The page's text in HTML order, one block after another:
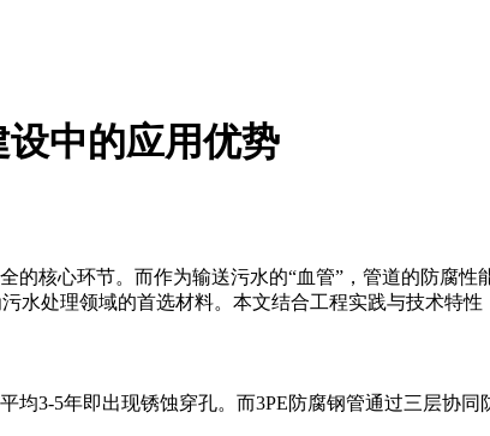
中的应用优势
核心环节。而作为输送污水的“血管”，管道的防腐
水处理领域的首选材料。本文结合工程实践与技术特性
3-5年即出现锈蚀穿孔。而3PE防腐钢管通过三层协同